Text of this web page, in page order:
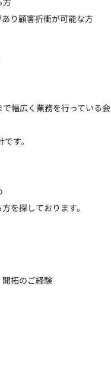
り顧客折衝が可能な方
幅広く業務を行っている会
す。
を探しております。
開拓のご経験